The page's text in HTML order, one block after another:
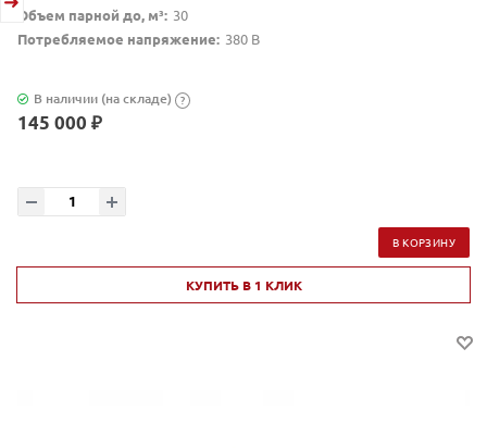
Объем парной до, м³: 30
Потребляемое напряжение: 380 В
В наличии (на складе) ?
145 000 ₽
В КОРЗИНУ
КУПИТЬ В 1 КЛИК